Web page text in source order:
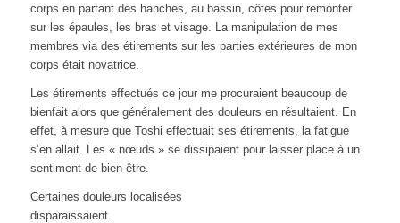
corps en partant des hanches, au bassin, côtes pour remonter
sur les épaules, les bras et visage. La manipulation de mes
membres via des étirements sur les parties extérieures de mon
corps était novatrice.
Les étirements effectués ce jour me procuraient beaucoup de
bienfait alors que généralement des douleurs en résultaient. En
effet, à mesure que Toshi effectuait ses étirements, la fatigue
s’en allait. Les « nœuds » se dissipaient pour laisser place à un
sentiment de bien-être.
Certaines douleurs localisées
disparaissaient.